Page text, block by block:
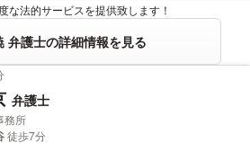
な法的サービスを提供致します！
弁護士の詳細情報を見る
弁護士
務所
徒歩7分